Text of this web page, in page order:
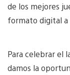
de los mejores
formato digital a
Para celebrar el
damos la